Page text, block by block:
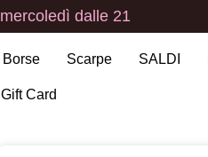
mercoledì dalle 21
Borse Scarpe SALDI
Gift Card